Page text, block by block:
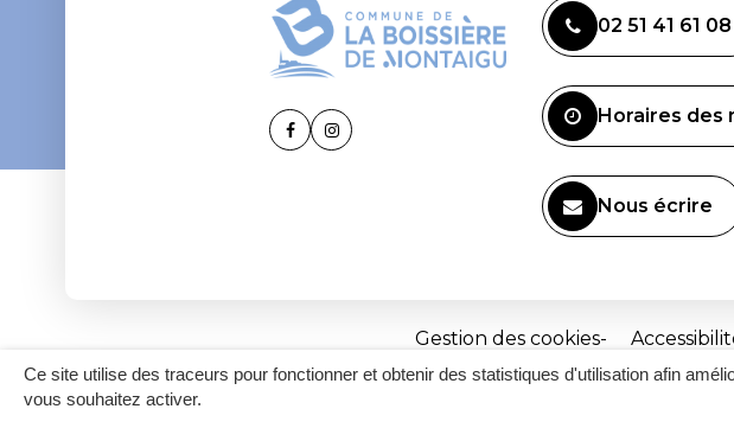
Ce site utilise des traceurs pour fonctionner et obtenir des statistiques d'utilisation afin
vous souhaitez activer.
Lien Lien
02 51 41 61 08
Horaires des
Nous écrire
Gestion des cookies